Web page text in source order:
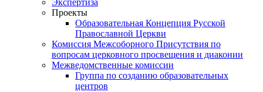
Экспертиза
Проекты
Образовательная Концепция Русской
Православной Церкви
Комиссия Межсоборного Присутствия по
вопросам церковного просвещения и диаконии
Межведомственные комиссии
Группа по созданию образовательных
центров